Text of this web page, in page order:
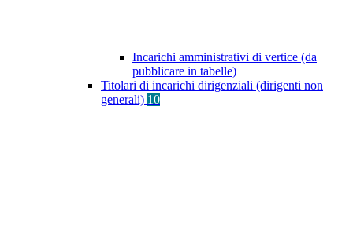
Incarichi amministrativi di vertice (da
pubblicare in tabelle)
Titolari di incarichi dirigenziali (dirigenti non
generali) 10